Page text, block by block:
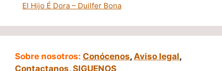
El Hijo É Dora – Duilfer Bona
Sobre nosotros: Conócenos, Aviso legal,
Contactanos, SIGUENOS